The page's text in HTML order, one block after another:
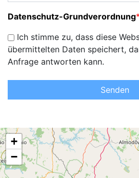
Datenschutz-Grundverordnung*
Ich stimme zu, dass diese
übermittelten Daten speichert,
Anfrage antworten kann.
Senden
+
−